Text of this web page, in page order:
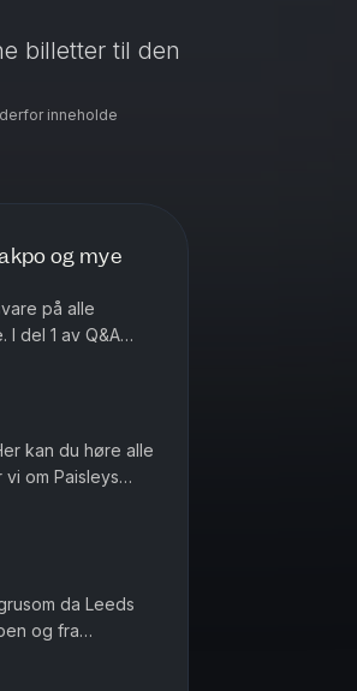
billetter til den
inneholde
og mye
på alle
I del 1 av Q&A
kan du høre alle
om Paisleys
da Leeds
og fra